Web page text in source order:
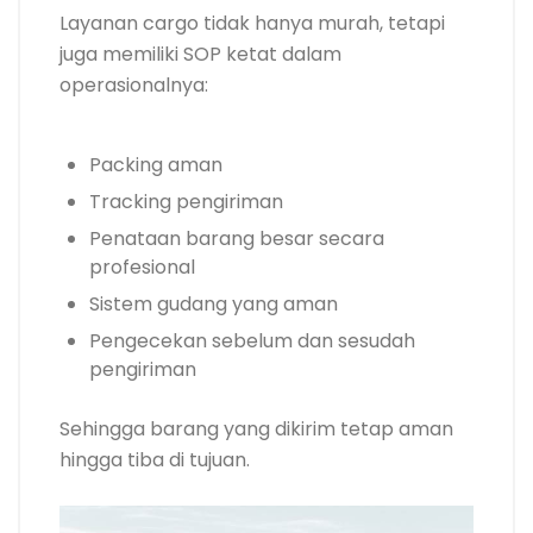
Layanan cargo tidak hanya murah, tetapi
juga memiliki SOP ketat dalam
operasionalnya:
Packing aman
Tracking pengiriman
Penataan barang besar secara
profesional
Sistem gudang yang aman
Pengecekan sebelum dan sesudah
pengiriman
Sehingga barang yang dikirim tetap aman
hingga tiba di tujuan.